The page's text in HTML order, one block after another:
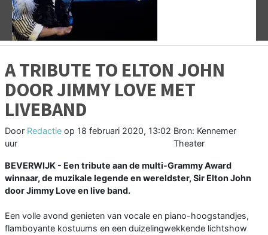
A TRIBUTE TO ELTON JOHN
DOOR JIMMY LOVE MET
LIVEBAND
Door Redactie op 18 februari 2020, 13:02
uur
Bron: Kennemer
Theater
BEVERWIJK - Een tribute aan de multi-Grammy Award
winnaar, de muzikale legende en wereldster, Sir Elton John
door Jimmy Love en live band.
Een volle avond genieten van vocale en piano-hoogstandjes,
flamboyante kostuums en een duizelingwekkende lichtshow